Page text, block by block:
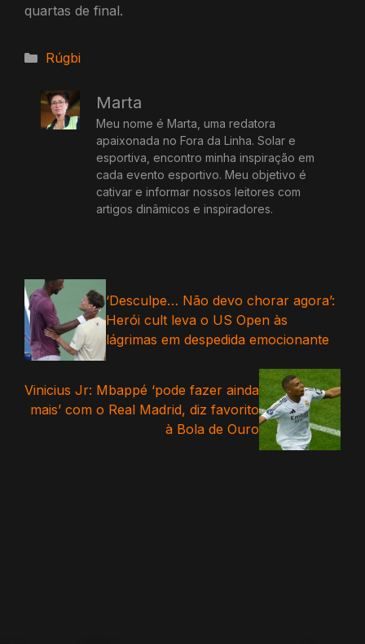
quartas de final.
Categorias
Rúgbi
Marta
Meu nome é Marta, uma redatora
apaixonada no Fora da Linha. Solar e
esportiva, encontro minha inspiração em
cada evento esportivo. Meu objetivo é
cativar e informar nossos leitores com
artigos dinâmicos e inspiradores.
‘Desculpe… Não devo chorar agora’:
Herói cult leva o US Open às
lágrimas em despedida emocionante
Vinicius Jr: Mbappé ‘pode fazer ainda
mais’ com o Real Madrid, diz favorito
à Bola de Ouro